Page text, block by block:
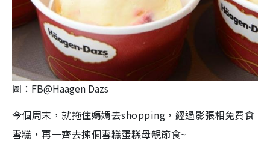
圖：FB@Haagen Dazs
今個周末，就拖住媽媽去shopping，經過影張相免費食
雪糕，再一齊去揀個雪糕蛋糕母親節食~